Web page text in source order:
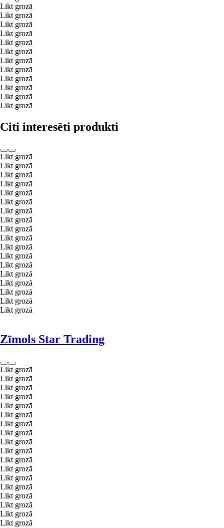
Likt grozā
Likt grozā
Likt grozā
Likt grozā
Likt grozā
Likt grozā
Likt grozā
Likt grozā
Likt grozā
Likt grozā
Likt grozā
Likt grozā
Citi interesēti produkti
Likt grozā
Likt grozā
Likt grozā
Likt grozā
Likt grozā
Likt grozā
Likt grozā
Likt grozā
Likt grozā
Likt grozā
Likt grozā
Likt grozā
Likt grozā
Likt grozā
Likt grozā
Likt grozā
Likt grozā
Likt grozā
Zīmols Star Trading
Likt grozā
Likt grozā
Likt grozā
Likt grozā
Likt grozā
Likt grozā
Likt grozā
Likt grozā
Likt grozā
Likt grozā
Likt grozā
Likt grozā
Likt grozā
Likt grozā
Likt grozā
Likt grozā
Likt grozā
Likt grozā